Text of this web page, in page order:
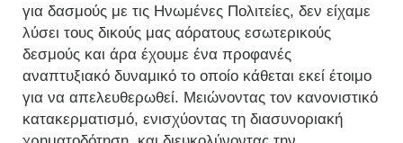
για δασμούς με τις Ηνωμένες Πολιτείες, δεν είχαμε
λύσει τους δικούς μας αόρατους εσωτερικούς
δεσμούς και άρα έχουμε ένα προφανές
αναπτυξιακό δυναμικό το οποίο κάθεται εκεί έτοιμο
για να απελευθερωθεί. Μειώνοντας τον κανονιστικό
κατακερματισμό, ενισχύοντας τη διασυνοριακή